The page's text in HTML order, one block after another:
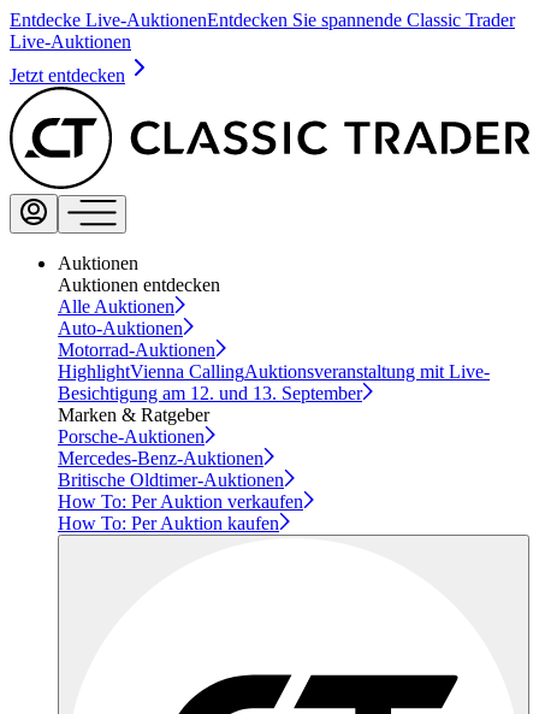
Entdecke Live-AuktionenEntdecken Sie spannende Classic Trader
Live-Auktionen
Jetzt entdecken
Auktionen
Auktionen entdecken
Alle Auktionen
Auto-Auktionen
Motorrad-Auktionen
HighlightVienna CallingAuktionsveranstaltung mit Live-
Besichtigung am 12. und 13. September
Marken & Ratgeber
Porsche-Auktionen
Mercedes-Benz-Auktionen
Britische Oldtimer-Auktionen
How To: Per Auktion verkaufen
How To: Per Auktion kaufen